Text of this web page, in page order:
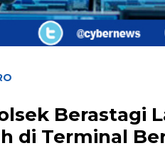
Berastagi
di Terminal